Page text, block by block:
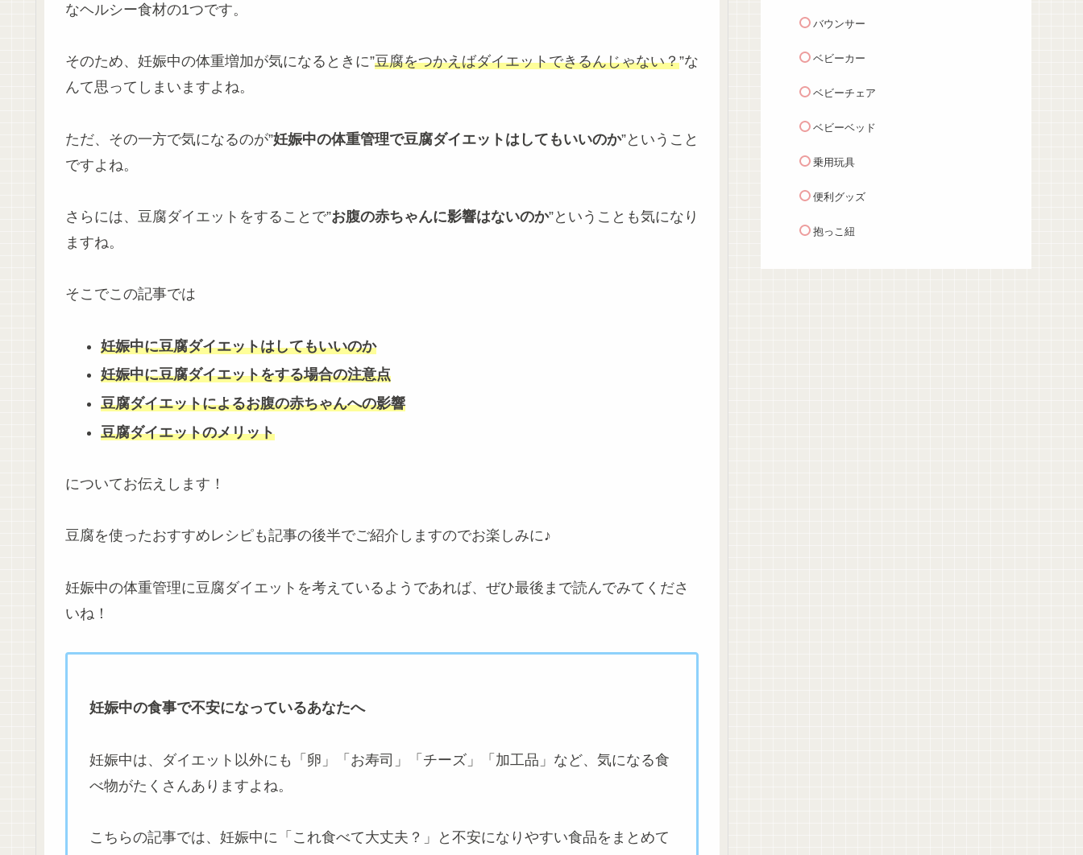
なヘルシー食材の1つです。
そのため、妊娠中の体重増加が気になるときに”豆腐をつかえばダイエットできるんじゃない？”な
んて思ってしまいますよね。
ただ、その一方で気になるのが”妊娠中の体重管理で豆腐ダイエットはしてもいいのか”ということ
ですよね。
さらには、豆腐ダイエットをすることで”お腹の赤ちゃんに影響はないのか”ということも気になり
ますね。
そこでこの記事では
妊娠中に豆腐ダイエットはしてもいいのか
妊娠中に豆腐ダイエットをする場合の注意点
豆腐ダイエットによるお腹の赤ちゃんへの影響
豆腐ダイエットのメリット
についてお伝えします！
豆腐を使ったおすすめレシピも記事の後半でご紹介しますのでお楽しみに♪
妊娠中の体重管理に豆腐ダイエットを考えているようであれば、ぜひ最後まで読んでみてくださ
いね！
妊娠中の食事で不安になっているあなたへ
妊娠中は、ダイエット以外にも「卵」「お寿司」「チーズ」「加工品」など、気になる食
べ物がたくさんありますよね。
こちらの記事では、妊娠中に「これ食べて大丈夫？」と不安になりやすい食品をまとめて
バウンサー
ベビーカー
ベビーチェア
ベビーベッド
乗用玩具
便利グッズ
抱っこ紐